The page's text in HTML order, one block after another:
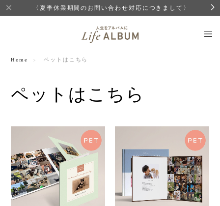
〈夏季休業期間のお問い合わせ対応につきまして〉
Home ペットはこちら
ペットはこちら